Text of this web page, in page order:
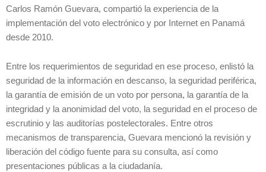
Carlos Ramón Guevara, compartió la experiencia de la
implementación del voto electrónico y por Internet en Panamá
desde 2010.
Entre los requerimientos de seguridad en ese proceso, enlistó la
seguridad de la información en descanso, la seguridad periférica,
la garantía de emisión de un voto por persona, la garantía de la
integridad y la anonimidad del voto, la seguridad en el proceso de
escrutinio y las auditorías postelectorales. Entre otros
mecanismos de transparencia, Guevara mencionó la revisión y
liberación del código fuente para su consulta, así como
presentaciones públicas a la ciudadanía.